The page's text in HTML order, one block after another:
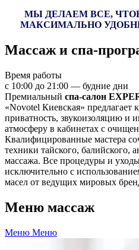
МЫ ДЕЛАЕМ ВСЕ,
МАКСИМАЛЬНО
Массаж и спа-
Время работы
с 10:00 до 21:00 — будние дни
Премиальный спа-салон
«Novotel Киевская»
приватность, звукоизоляцию и
атмосферу в кабинетах с
Квалифицированные мастера
техники тайского, балийского,
массажа. Все процедуры и
исключительно с
масел от ведущих мировых
Меню массаж
Меню Меню